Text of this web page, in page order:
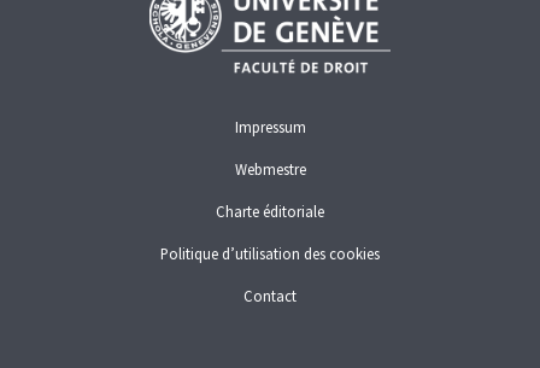
Impressum
Webmestre
Charte éditoriale
Politique d’utilisation des cookies
Contact